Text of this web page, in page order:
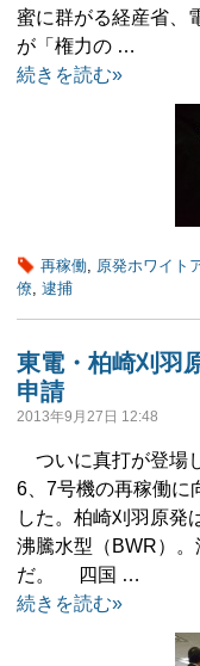
蜜に群がる経産省、
が「権力の …
続きを読む»
再稼働, 原発ホワイト
僚, 逮捕
東電・柏崎刈羽
申請
2013年9月27日 12:48
ついに真打が登場
6、7号機の再稼働に
した。柏崎刈羽原発
沸騰水型（BWR）
だ。 四国 …
続きを読む»